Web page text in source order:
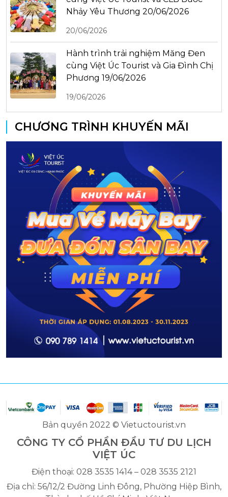
Nhảy Yêu Thương 20/06/2026
20/06/2026
Hành trình trải nghiệm Măng Đen
cùng Việt Úc Tourist và Gia Đình Chị
Phương 19/06/2026
19/06/2026
CHƯƠNG TRÌNH KHUYẾN MÃI
Bản quyền 2022 © Vietuctourist.vn
CÔNG TY CỔ PHẦN ĐẦU TƯ DU LỊCH
VIỆT ÚC
Điện thoại: 028 3535 1414 – 028 3535 2121
Địa chỉ: 56/12/2 Đường Linh Đông, Phường Hiệp Bình,